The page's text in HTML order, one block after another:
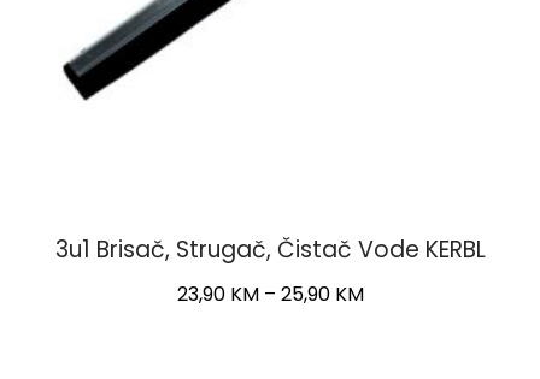
3u1 Brisač, Strugač, Čistač Vode KERBL
23,90 KM – 25,90 KMPrice